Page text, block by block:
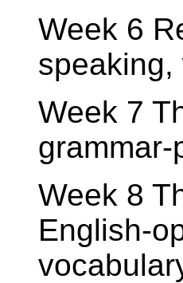
Week 6
speaking,
Week 7
Week 8
English-